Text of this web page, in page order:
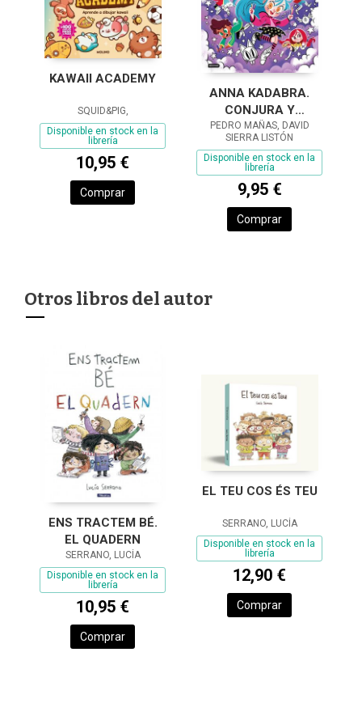
KAWAII ACADEMY
SQUID&PIG,
Disponible en stock en la
librería
10,95 €
Comprar
ANNA KADABRA.
CONJURA Y
COLOREA
PEDRO MAÑAS, DAVID
SIERRA LISTÓN
Disponible en stock en la
librería
9,95 €
Comprar
Otros libros del autor
ENS TRACTEM BÉ.
EL QUADERN
SERRANO, LUCÍA
Disponible en stock en la
librería
10,95 €
Comprar
EL TEU COS ÉS TEU
SERRANO, LUCÍA
Disponible en stock en la
librería
12,90 €
Comprar